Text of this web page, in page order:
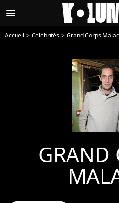
menu
Accueil Célébrités Grand Corps
GRAND